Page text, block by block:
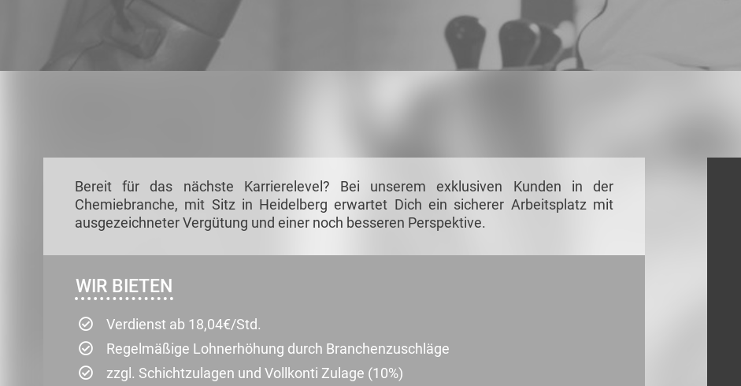
Bereit für das nächste Karrierelevel? Bei unserem exklusiven Kunden in der
Chemiebranche, mit Sitz in Heidelberg erwartet Dich ein sicherer Arbeitsplatz mit
ausgezeichneter Vergütung und einer noch besseren Perspektive.
WIR BIETEN
Verdienst ab 18,04€/Std.
Regelmäßige Lohnerhöhung durch Branchenzuschläge
zzgl. Schichtzulagen und Vollkonti Zulage (10%)